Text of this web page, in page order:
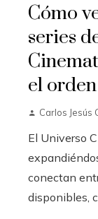
Cómo
series
el
Carlos Jesús
El Universo
conectan
disponibles,